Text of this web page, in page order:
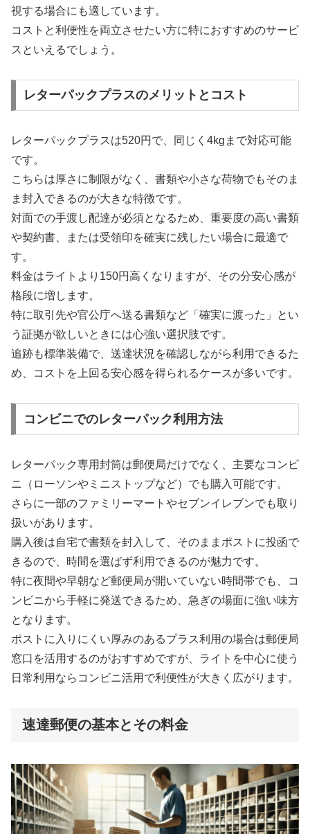
視する場合にも適しています。
コストと利便性を両立させたい方に特におすすめのサービ
スといえるでしょう。
レターパックプラスのメリットとコスト
レターパックプラスは520円で、同じく4kgまで対応可能
です。
こちらは厚さに制限がなく、書類や小さな荷物でもそのま
ま封入できるのが大きな特徴です。
対面での手渡し配達が必須となるため、重要度の高い書類
や契約書、または受領印を確実に残したい場合に最適で
す。
料金はライトより150円高くなりますが、その分安心感が
格段に増します。
特に取引先や官公庁へ送る書類など「確実に渡った」とい
う証拠が欲しいときには心強い選択肢です。
追跡も標準装備で、送達状況を確認しながら利用できるた
め、コストを上回る安心感を得られるケースが多いです。
コンビニでのレターパック利用方法
レターパック専用封筒は郵便局だけでなく、主要なコンビ
ニ（ローソンやミニストップなど）でも購入可能です。
さらに一部のファミリーマートやセブンイレブンでも取り
扱いがあります。
購入後は自宅で書類を封入して、そのままポストに投函で
きるので、時間を選ばず利用できるのが魅力です。
特に夜間や早朝など郵便局が開いていない時間帯でも、コ
ンビニから手軽に発送できるため、急ぎの場面に強い味方
となります。
ポストに入りにくい厚みのあるプラス利用の場合は郵便局
窓口を活用するのがおすすめですが、ライトを中心に使う
日常利用ならコンビニ活用で利便性が大きく広がります。
速達郵便の基本とその料金